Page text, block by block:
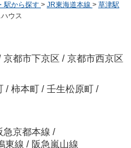
駅から探す > JR東海道本線 > 草津駅
ウス
京都市下京区 / 京都市西京区
/ 柿本町 / 壬生松原町 /
急京都本線 /
東線 / 阪急嵐山線